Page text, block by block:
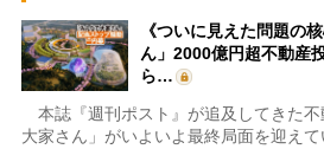
《ついに見えた問題の
ん」2000億円超不動産
ら…
本誌『週刊ポスト』が追及してきた
大家さん」がいよいよ最終局面を迎えて